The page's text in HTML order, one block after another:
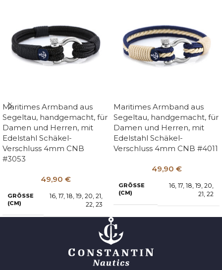
Maritimes Armband aus
Segeltau, handgemacht, für
Damen und Herren, mit
Edelstahl Schäkel-
Verschluss 4mm CNB
#3053
49,90 €
GRÖSSE (
CM)
16 17 18 19 20 21
22 23
Maritimes Armband aus
Segeltau, handgemacht, für
Damen und Herren, mit
Edelstahl Schäkel-
Verschluss 4mm CNB #4011
49,90 €
GRÖSSE (
CM)
16 17 18 19 20
21 22